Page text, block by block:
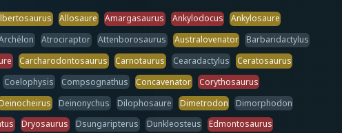
Allosaure Amargasaurus Ankylodocus
Ankylosaure
Atrociraptor Attenborosaurus Australovenator
Barbaridactylus
Carcharodontosaurus Carnotaurus Cearadactylus
Ceratosaurus
Coelophysis Compsognathus Concavenator
Corythosaurus
Deinonychus Dilophosaure Dimetrodon
Dimorphodon
Dryosaurus Dsungaripterus Dunkleosteus
Edmontosaurus